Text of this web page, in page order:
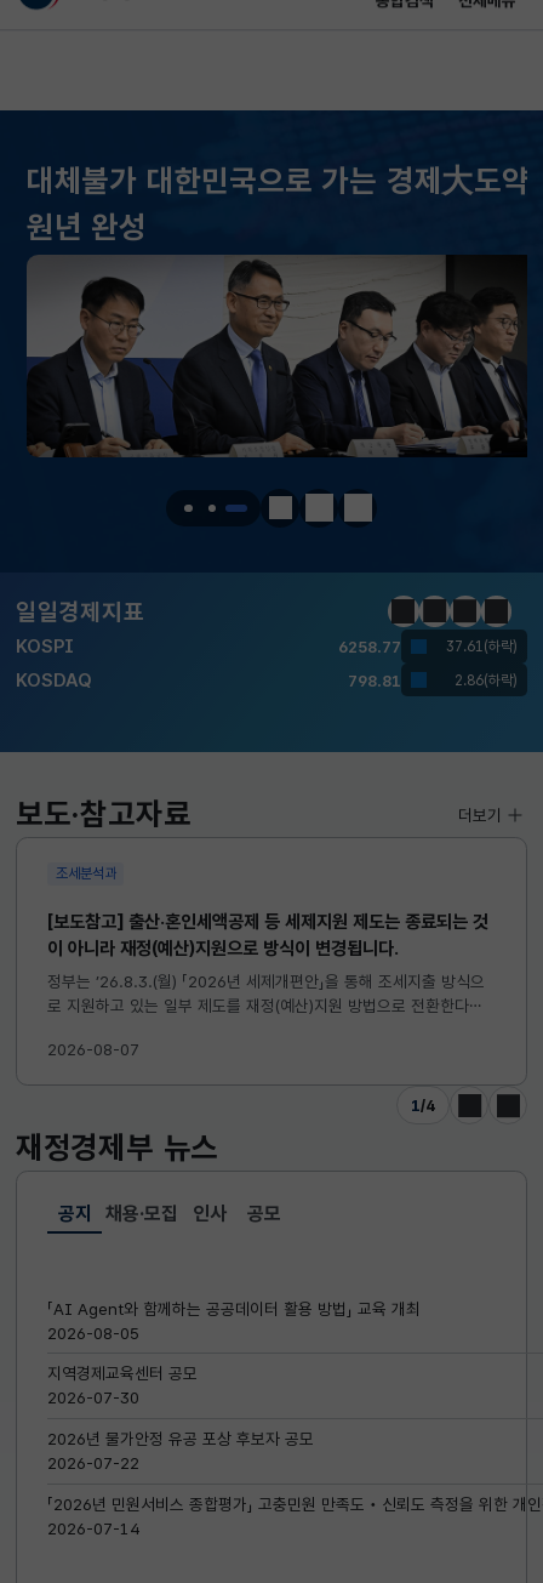
대체불가 대한민국으로 가는 경제大도약
원년 완성
정지 이전 다음
일일경제지표
KOSPI 6258.77 37.61(하락)
KOSDAQ
국고채(3년) 3.746 0.004(상승)
달러-원 1410.6000 13.2000(하락)
KOSPI 6258.77 37.61(하락)
KOSDAQ 798.81 2.86(하락)
KOSPI 6258.77 37.61(하락)
KOSDAQ 798.81 2.86(하락)
국고채(3년)
정지이전다음일일경
보도·참고자료
조세분석과
[보도참고] 출산·혼인세액공제 등 세제지원 제도는 종료되는 것
이 아니라 재정(예산)지원으로 방식이 변경됩니다.
정부는 ’26.8.3.(월) 「2026년 세제개편안」을 통해 조세지출 방식으
로 지원하고 있는 일부 제도를 재정(예산)지원 방법으로 전환한다고
2026-08-07
1/4
이전 다음
더보기
재정경제부 뉴스
공지
선택됨
공지
「AI Agent와 함께하는 공공데이터 활용 방법」 교육 개최
2026-08-05
지역경제교육센터 공모
2026-07-30
2026년 물가안정 유공 포상 후보자 공모
2026-07-22
「2026년 민원서비스 종합평가」 고충민원 만족도‧신뢰도 측정을 위한 개
2026-07-14
채용·모집 인사 공모